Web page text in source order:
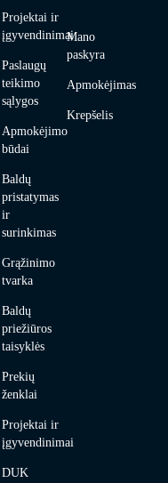
Projektai ir
įgyvendinimai
Paslaugų
teikimo
sąlygos
Apmokėjimo
būdai
Baldų
pristatymas
ir
surinkimas
Grąžinimo
tvarka
Baldų
priežiūros
taisyklės
Prekių
ženklai
Projektai ir
įgyvendinimai
DUK
Mano
paskyra
Apmokėjimas
Krepšelis